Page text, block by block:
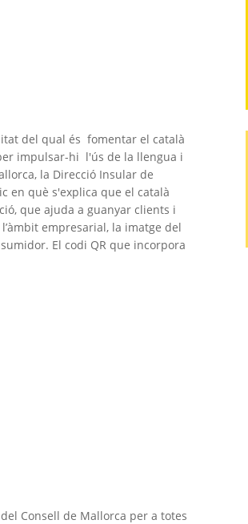
del qual és fomentar el català
impulsar-hi l'ús de la llengua i
la Direcció Insular de
en què s'explica que el català
que ajuda a guanyar clients i
empresarial, la imatge del
El codi QR que incorpora
Consell de Mallorca per a totes